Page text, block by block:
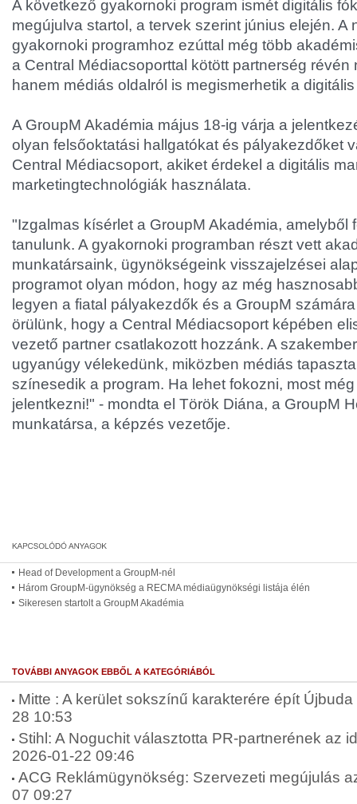
A következő gyakornoki program ismét digitális
megújulva startol, a tervek szerint június elején. A
gyakornoki programhoz ezúttal még több
a Central Médiacsoporttal kötött partnerség
hanem médiás oldalról is megismerhetik a
A GroupM Akadémia május 18-ig várja a
olyan felsőoktatási hallgatókat és pályakezdőket
Central Médiacsoport, akiket érdekel a digitális
marketingtechnológiák használata.
"Izgalmas kísérlet a GroupM Akadémia, amelyből
tanulunk. A gyakornoki programban részt vett
munkatársaink, ügynökségeink visszajelzései
programot olyan módon, hogy az még
legyen a fiatal pályakezdők és a GroupM
örülünk, hogy a Central Médiacsoport képében
vezető partner csatlakozott hozzánk. A
ugyanúgy vélekedünk, miközben médiás
színesedik a program. Ha lehet fokozni, most
jelentkezni!" - mondta el Török Diána, a GroupM
munkatársa, a képzés vezetője.
Head of Development a GroupM-nél
Három GroupM-ügynökség a RECMA médiaügynökségi listája élén
Sikeresen startolt a GroupM Akadémia
TOVÁBBI ANYAGOK EBBŐL A KATEGÓRIÁBÓL
Mitte : A kerület sokszínű karakterére épít
28 10:53
Stihl: A Noguchit választotta PR-partnerének az
2026-01-22 09:46
ACG Reklámügynökség: Szervezeti megújulás
07 09:27